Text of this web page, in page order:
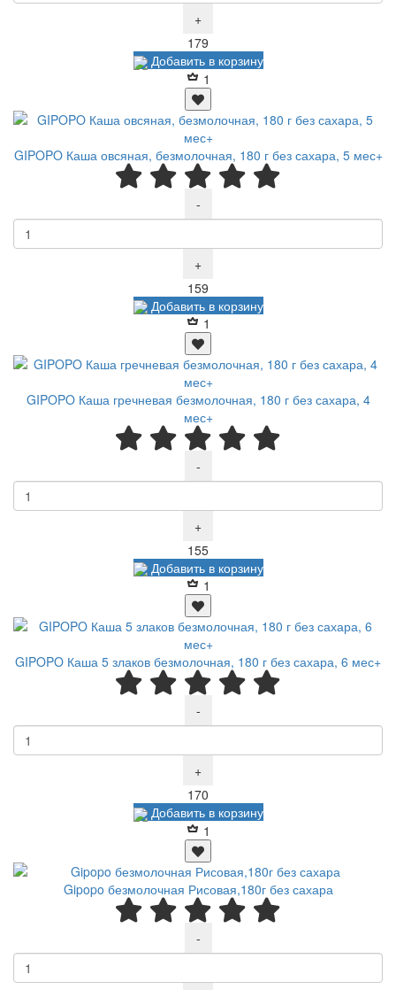
+
179
Добавить в корзину
1
GIPOPO Каша овсяная, безмолочная, 180 г без сахара, 5 мес+
-
+
159
Добавить в корзину
1
GIPOPO Каша гречневая безмолочная, 180 г без сахара, 4
мес+
-
+
155Р
Добавить в корзину
1
GIPOPO Каша 5 злаков безмолочная, 180 г без сахара, 6 мес+
-
+
170
Добавить в корзину
1
Gipopo безмолочная Рисовая,180г без сахара
-